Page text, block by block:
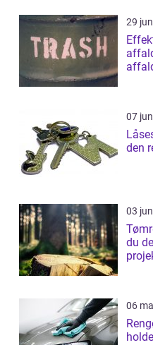
29
07
den
03
Tømrer i
du
06